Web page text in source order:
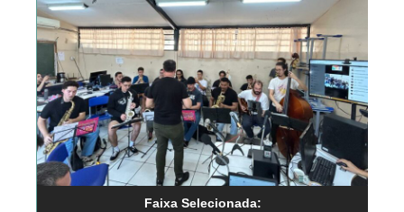
Faixa Selecionada: